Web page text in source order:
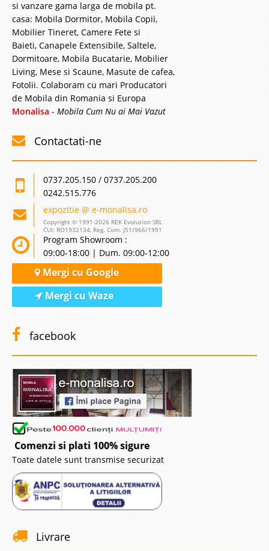
si vanzare gama larga de mobila pt.
casa: Mobila Dormitor, Mobila Copii,
Mobilier Tineret, Camere Fete si
Baieti, Canapele Extensibile, Saltele,
Dormitoare, Mobila Bucatarie, Mobilier
Living, Mese si Scaune, Masute de cafea,
Fotolii. Colaboram cu mari Producatori
de Mobila din Romania si Europa
Monalisa - Mobila Cum Nu ai Mai Vazut
Contactati-ne
0737.205.150 / 0737.205.200
0242.515.776
expozitie @ e-monalisa.ro
Copyright © 1991-2026 REK Evolution SRL
CUI: RO1932134, Reg. Com. J51/966/1991
Program Showroom :
09:00-18:00 | Dum. 09:00-12:00
Mergi cu Google
Mergi cu Waze
facebook
Comenzi si plati 100% sigure
Toate datele sunt transmise securizat
Livrare